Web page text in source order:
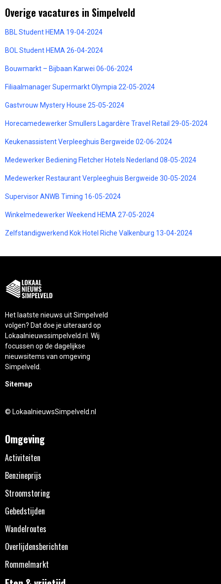
Overige vacatures in Simpelveld
BBL Student HEMA 19-04-2024
BOL Student HEMA 26-04-2024
Bouwmarkt – Bijbaan Karwei 06-06-2024
Filiaalmanager Supermarkt Olympia 22-05-2024
Gastvrouw Mystery House 25-05-2024
Horecamedewerker Smullers Lagardère Travel Retail 29-05-2024
Keukenassistent Verpleeghuis Bergweide 02-06-2024
Medewerker Bediening Fletcher Hotels Nederland 08-05-2024
Medewerker Restaurant Verpleeghuis Bergweide 30-05-2024
Supervisor ANWB Timing 16-05-2024
Winkelmedewerker Weekend HEMA 27-05-2024
Zelfstandigwerkend Kok Hotel Riche Valkenburg 13-04-2024
Het laatste nieuws uit Simpelveld
volgen? Dat doe je uiteraard op
Lokaalnieuwssimpelveld.nl. Wij
focussen op de dagelijkse
nieuwsitems van omgeving
Simpelveld.
Sitemap
© LokaalnieuwsSimpelveld.nl
Omgeving
Activiteiten
Benzineprijs
Stroomstoring
Gebedstijden
Wandelroutes
Overlijdensberichten
Rommelmarkt